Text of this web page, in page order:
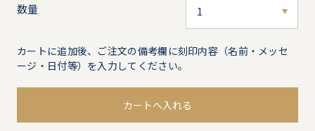
数量
カートに追加後、ご注文の備考欄に刻印内容（名前・メッセ
ージ・日付等）を入力してください。
カートへ入れる